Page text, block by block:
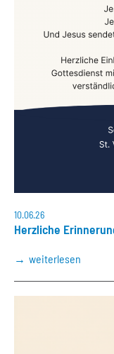
10.06.26
Herzliche
weiterlesen